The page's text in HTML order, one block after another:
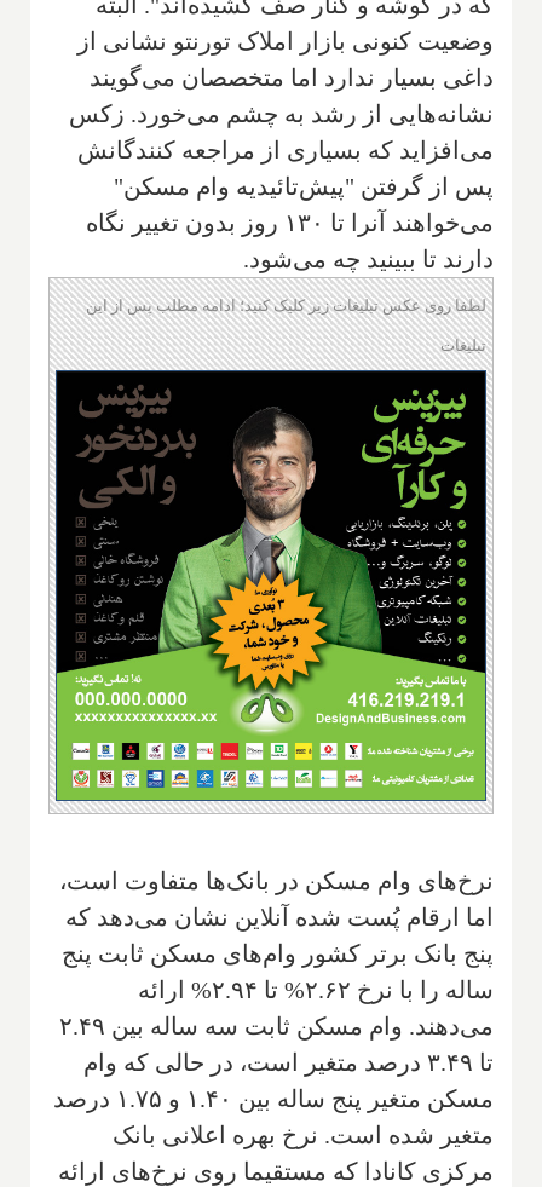
وضعیت کنونی بازار املاک تورنتو نشانی از
داغی بسیار ندارد اما متخصصان می‌گویند
نشانه‌هایی از رشد به چشم می‌خورد. زکس
می‌افزاید که بسیاری از مراجعه کنندگانش
پس از گرفتن "پیش‌تائیدیه وام مسکن"
می‌خواهند آنرا تا ۱۳۰ روز بدون تغییر نگاه
دارند تا ببینید چه می‌شود.
لطفا روی عکس تبلیغات زیر کلیک کنید؛ ادامه مطلب پس از این
تبلیغات
نرخ‌های وام مسکن در بانک‌ها متفاوت است،
اما ارقام پُست شده آنلاین نشان می‌دهد که
پنج بانک برتر کشور وام‌های مسکن ثابت پنج
ساله را با نرخ ۲.۶۲% تا ۲.۹۴% ارائه
می‌دهند. وام مسکن ثابت سه ساله بین ۲.۴۹
تا ۳.۴۹ درصد متغیر است، در حالی که وام
مسکن متغیر پنج ساله بین ۱.۴۰ و ۱.۷۵ درصد
متغیر شده است. نرخ بهره اعلانی بانک
مرکزی کانادا که مستقیما روی نرخ‌های ارائه